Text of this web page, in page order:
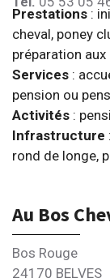
Prestations :
cheval, poney
préparation
Services :
pension ou
Activités :
Infrastructure
rond de longe,
Au Bos
Bos Rouge
24170 BELVES